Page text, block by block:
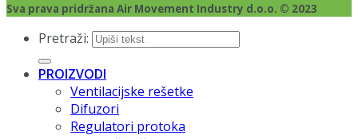
Sva prava pridržana Air Movement Industry d.o.o. © 2023
Pretraži:
PROIZVODI
Ventilacijske rešetke
Difuzori
Regulatori protoka